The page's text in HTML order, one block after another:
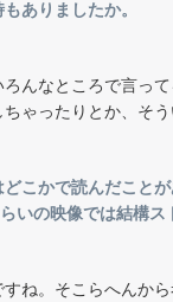
ありましたか。
ろんなところで言っ
ゃったりとか、そ
どこかで読んだこと
いの映像では結構
すね。そこらへんか